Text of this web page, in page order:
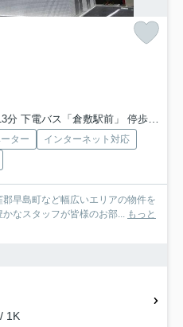
下電バス「倉敷駅前」 停歩17分
ター
インターネット対応
早島町など幅広いエリアの物件を
なスタッフが皆様のお部... もっと
1K